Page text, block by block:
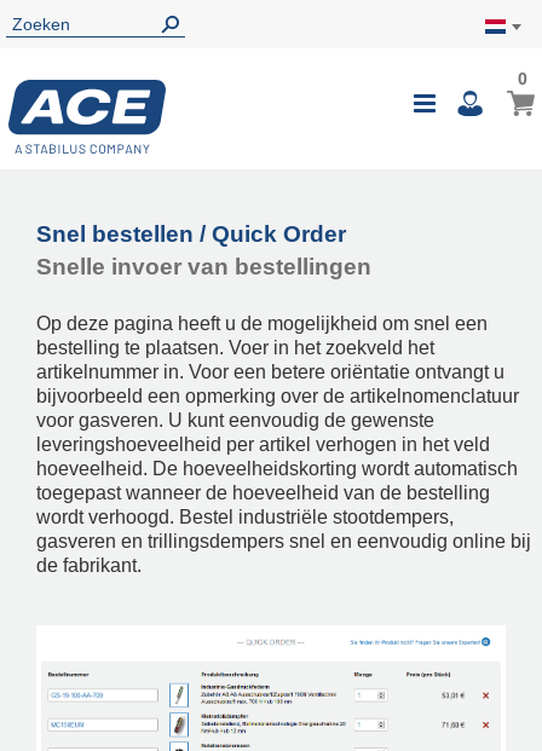
Toggle
00
Snel bestellen / Quick Order
Snelle invoer van bestellingen
Op deze pagina heeft u de mogelijkheid om snel een
bestelling te plaatsen. Voer in het zoekveld het
artikelnummer in. Voor een betere oriëntatie ontvangt u
bijvoorbeeld een opmerking over de artikelnomenclatuur
voor gasveren. U kunt eenvoudig de gewenste
leveringshoeveelheid per artikel verhogen in het veld
hoeveelheid. De hoeveelheidskorting wordt automatisch
toegepast wanneer de hoeveelheid van de bestelling
wordt verhoogd. Bestel industriële stootdempers,
gasveren en trillingsdempers snel en eenvoudig online bij
de fabrikant.